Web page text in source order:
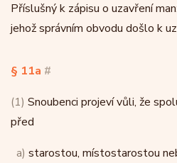
Příslušný k zápisu o uzavření
jehož správním obvodu došlo k
§ 11a #
(1) Snoubenci projeví vůli, že
před
a) starostou, místostarostou